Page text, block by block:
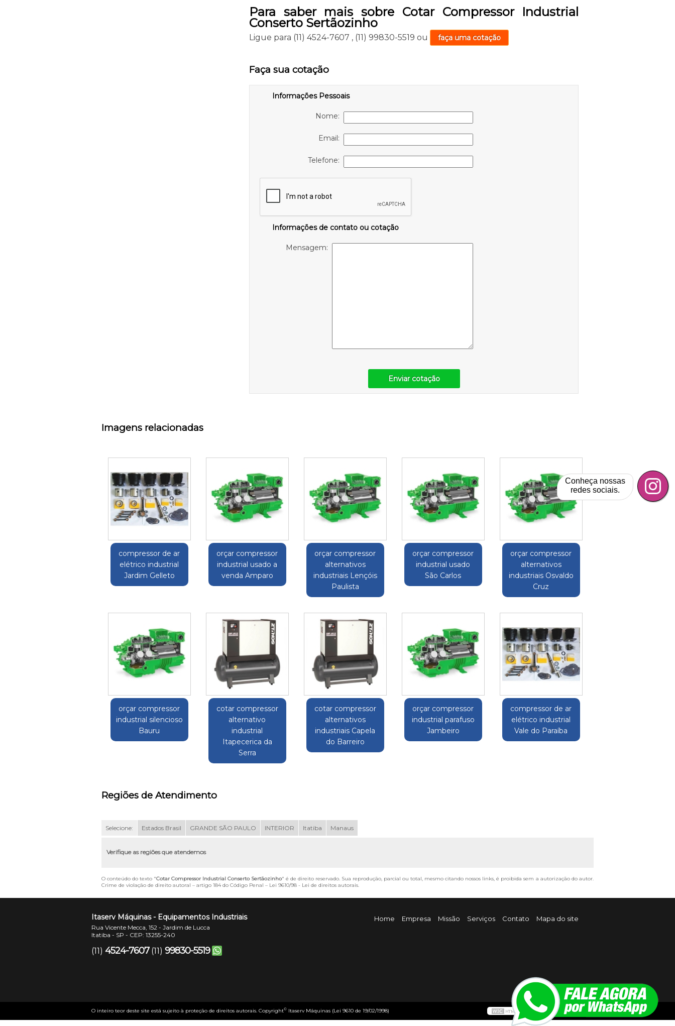
Para saber mais sobre Cotar Compressor Industrial
Conserto Sertãozinho
Ligue para (11) 4524-7607 , (11) 99830-5519 ou faça uma cotação
Faça sua cotação
Informações Pessoais
Nome:
Email:
Telefone:
Informações de contato ou cotação
Mensagem:
Enviar cotação
Imagens relacionadas
compressor de ar
elétrico industrial
Jardim Gelleto
orçar compressor
industrial usado a
venda Amparo
orçar compressor
alternativos
industriais Lençóis
Paulista
orçar compressor
industrial usado
São Carlos
orçar compressor
alternativos
industriais Osvaldo
Cruz
orçar compressor
industrial silencioso
Bauru
cotar compressor
alternativo
industrial
Itapecerica da
Serra
cotar compressor
alternativos
industriais Capela
do Barreiro
orçar compressor
industrial parafuso
Jambeiro
compressor de ar
elétrico industrial
Vale do Paraíba
Regiões de Atendimento
Selecione: Estados Brasil GRANDE SÃO PAULO INTERIOR Itatiba Manaus
Verifique as regiões que atendemos
O conteúdo do texto "Cotar Compressor Industrial Conserto Sertãozinho" é de direito reservado. Sua reprodução, parcial ou total, mesmo citando nossos links, é proibida sem a autorização do autor.
Crime de violação de direito autoral – artigo 184 do Código Penal – Lei 9610/98 - Lei de direitos autorais.
Itaserv Máquinas - Equipamentos Industriais
Rua Vicente Mecca, 152 - Jardim de Lucca
Itatiba - SP - CEP: 13255-240
(11) 4524-7607 (11) 99830-5519
Home Empresa Missão Serviços Contato Mapa do site
O inteiro teor deste site está sujeito à proteção de direitos autorais. Copyright© Itaserv Máquinas (Lei 9610 de 19/02/1998)
Conheça nossas
redes sociais.